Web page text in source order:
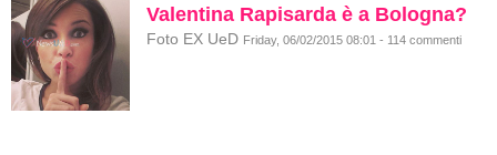
Valentina Rapisarda è a Bologna?
Foto EX UeD Friday, 06/02/2015 08:01 - 114 commenti